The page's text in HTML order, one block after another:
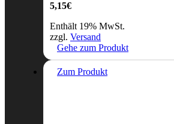
5,15€
Enthält 19% MwSt.
zzgl. Versand
Gehe zum Produkt
Zum Produkt